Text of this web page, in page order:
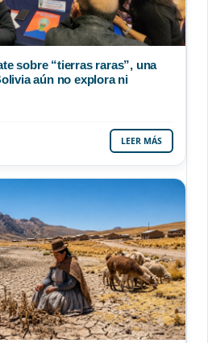
sobre “tierras raras”, una
aún no explora ni
LEER MÁS